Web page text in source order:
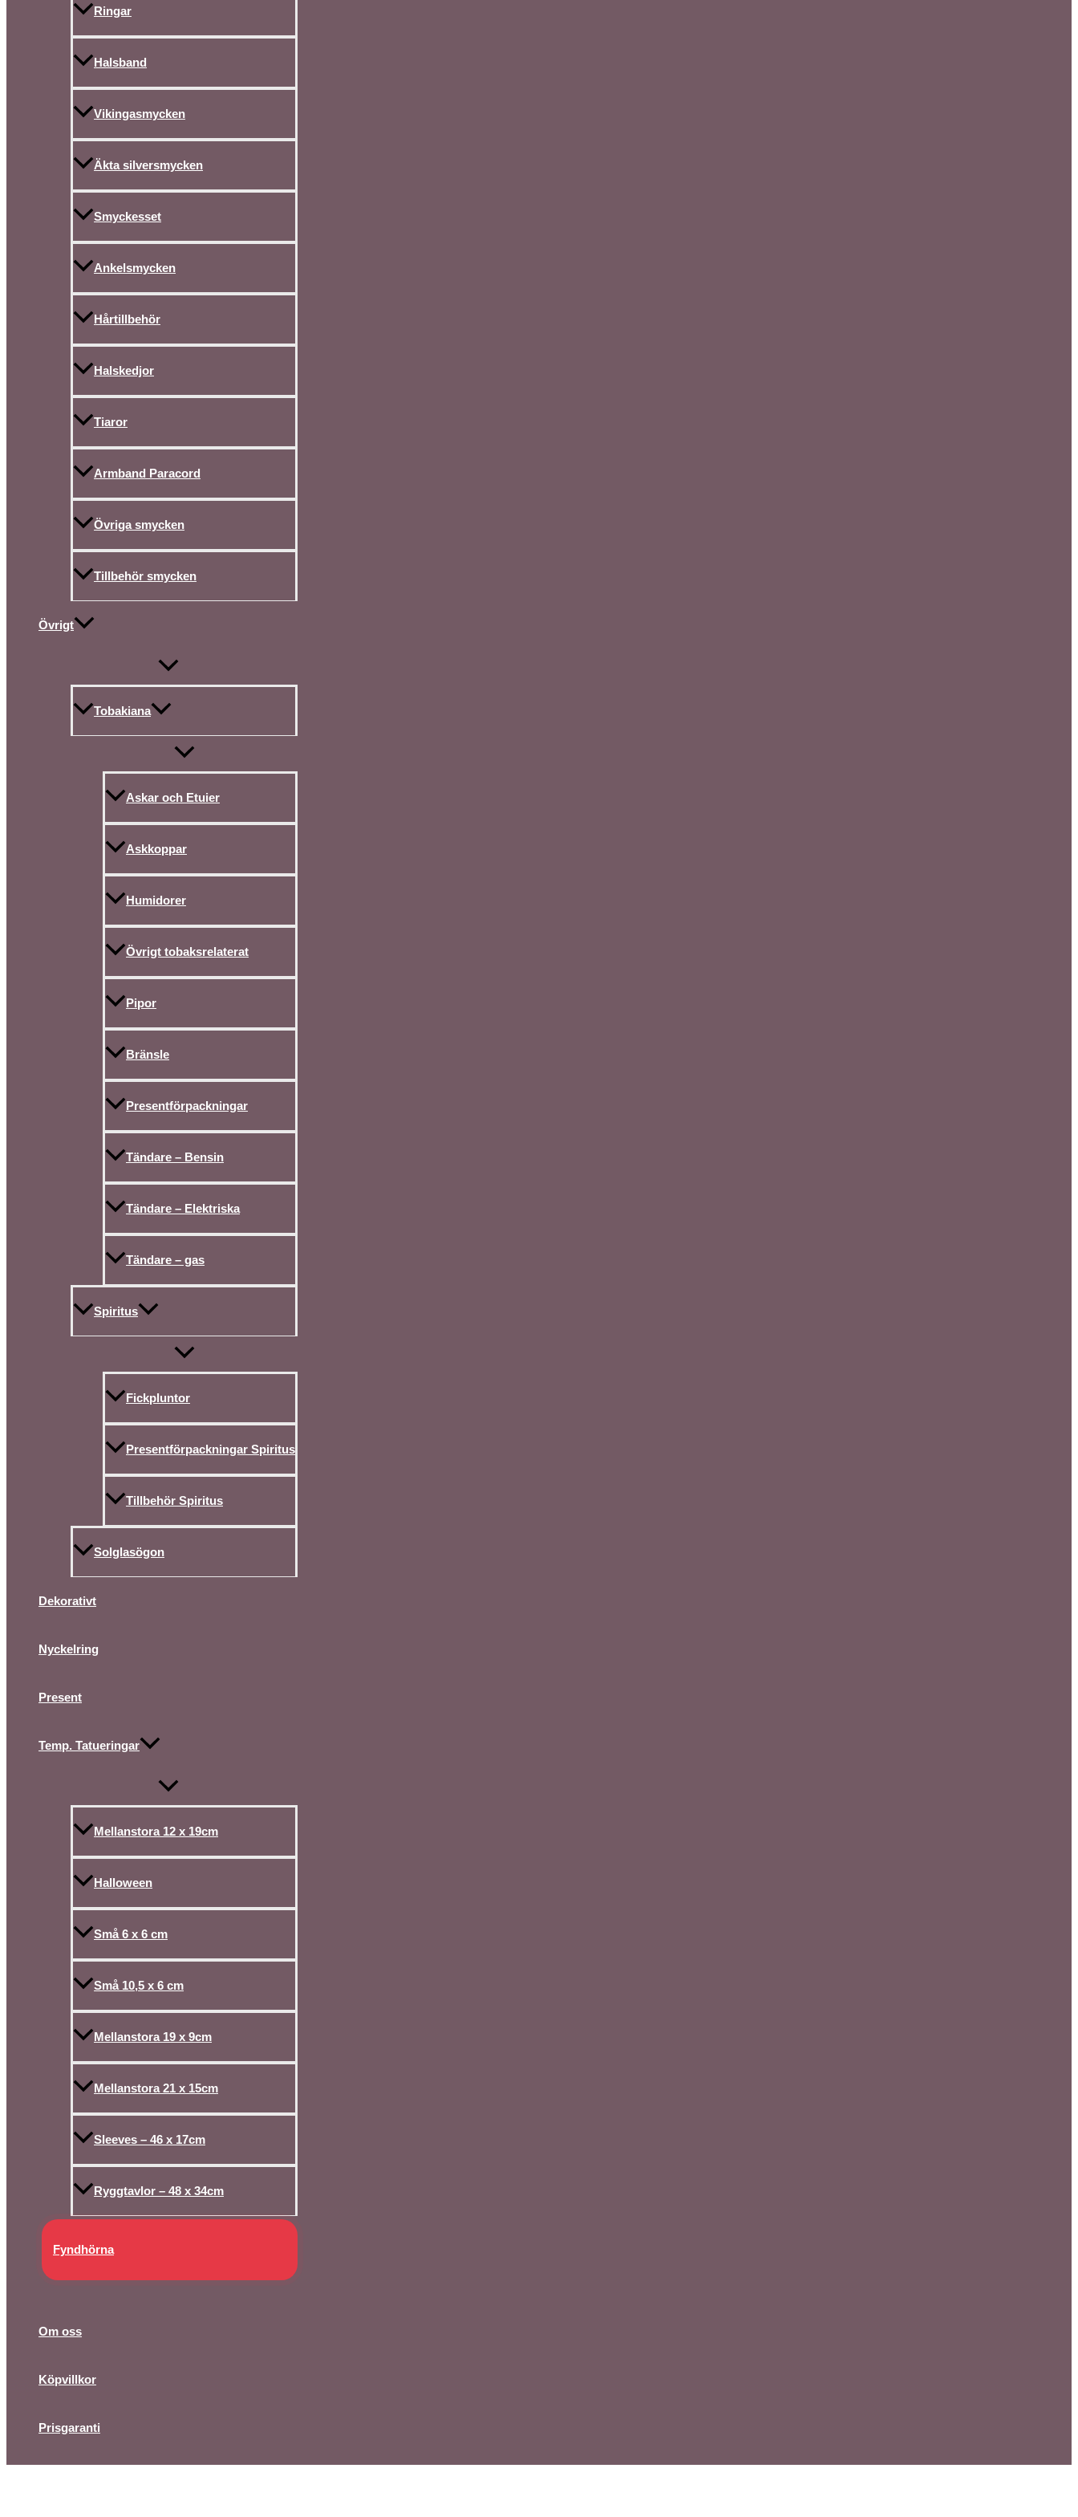
Ringar
Halsband
Vikingasmycken
Äkta silversmycken
Smyckesset
Ankelsmycken
Hårtillbehör
Halskedjor
Tiaror
Armband Paracord
Övriga smycken
Tillbehör smycken
Övrigt
Tobakiana
Askar och Etuier
Askkoppar
Humidorer
Övrigt tobaksrelaterat
Pipor
Bränsle
Presentförpackningar
Tändare – Bensin
Tändare – Elektriska
Tändare – gas
Spiritus
Fickpluntor
Presentförpackningar Spiritus
Tillbehör Spiritus
Solglasögon
Dekorativt
Nyckelring
Present
Temp. Tatueringar
Mellanstora 12 x 19cm
Halloween
Små 6 x 6 cm
Små 10,5 x 6 cm
Mellanstora 19 x 9cm
Mellanstora 21 x 15cm
Sleeves – 46 x 17cm
Ryggtavlor – 48 x 34cm
Fyndhörna
Om oss
Köpvillkor
Prisgaranti